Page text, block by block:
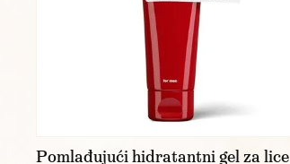
Pomlađujući hidratantni gel za lice